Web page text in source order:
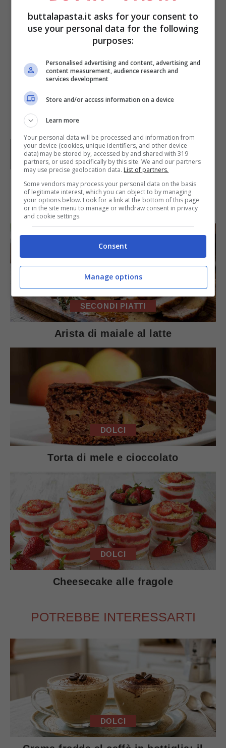
www.pruneau-chocolat-fruits-secs-
confiserie.com, gourmandises-
sophie.blogspot.com,
eboutique.cuistoshop.com,
www.merveillesdumaroc.com,
www.redlionpubchiangmai.com
Parole diGIeGI
GIeGI è stata collaboratrice di Buttalapasta dal 2008 al
2013, spaziando tra tutte le tipologie di ricette, con un
occhio di riguardo a quelle della tradizione regionale.
IN PRIMO PIANO
SECONDI PIATTI
Arista di maiale al latte
DOLCI
Torta di mele e cioccolato
DOLCI
Cheesecake alle fragole
POTREBBE INTERESSARTI
DOLCI
buttalapasta.it asks for your consent to
use your personal data for the following
purposes:
Personalised advertising and content, advertising and
content measurement, audience research and
services development
Store and/or access information on a device
Learn more
Your personal data will be processed and information from
your device (cookies, unique identifiers, and other device
data) may be stored by, accessed by and shared with 319
partners, or used specifically by this site. We and our partners
may use precise geolocation data. List of partners.
Some vendors may process your personal data on the basis
of legitimate interest, which you can object to by managing
your options below. Look for a link at the bottom of this page
or in the site menu to manage or withdraw consent in privacy
and cookie settings.
Consent
Manage options